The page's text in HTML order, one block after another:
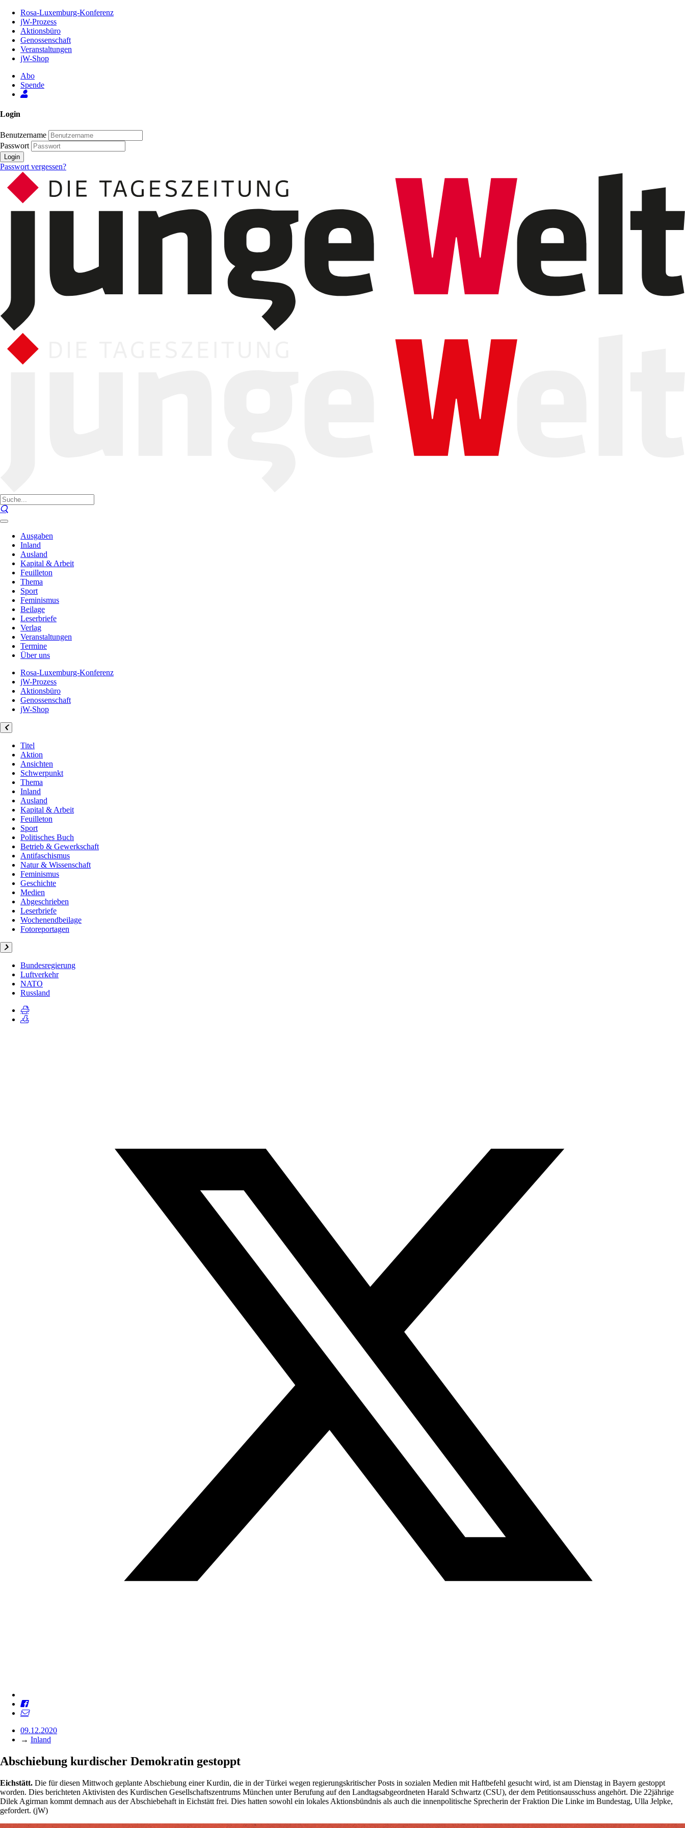
Inhalt
Seite
Rosa-Luxemburg-Konferenz
jW-Prozess
Aktionsbüro
Genossenschaft
Veranstaltungen
jW-Shop
Abo
Spende
Login
Benutzername
Passwort
Login
Passwort vergessen?
Ausgaben
Inland
Ausland
Kapital & Arbeit
Feuilleton
Thema
Sport
Feminismus
Beilage
Leserbriefe
Verlag
Veranstaltungen
Termine
Über uns
Rosa-Luxemburg-Konferenz
jW-Prozess
Aktionsbüro
Genossenschaft
jW-Shop
Titel
Aktion
Ansichten
Schwerpunkt
Thema
Inland
Ausland
Kapital & Arbeit
Feuilleton
Sport
Politisches Buch
Betrieb & Gewerkschaft
Antifaschismus
Natur & Wissenschaft
Feminismus
Geschichte
Medien
Abgeschrieben
Leserbriefe
Wochenendbeilage
Fotoreportagen
Bundesregierung
Luftverkehr
NATO
Russland
09.12.2020
→ Inland
Abschiebung kurdischer Demokratin gestoppt
Eichstätt. Die für diesen Mittwoch geplante Abschiebung einer Kurdin, die in der Türkei wegen regierungskritischer Posts in sozialen Medien mit Haftbefehl gesucht wird, ist am Dienstag in Bayern gestoppt
worden. Dies berichteten Aktivisten des Kurdischen Gesellschaftszentrums München unter Berufung auf den Landtagsabgeordneten Harald Schwartz (CSU), der dem Petitionsausschuss angehört. Die 22jährige
Dilek Agirman kommt demnach aus der Abschiebehaft in Eichstätt frei. Dies hatten sowohl ein lokales Aktionsbündnis als auch die innenpolitische Sprecherin der Fraktion Die Linke im Bundestag, Ulla Jelpke,
gefordert. (jW)